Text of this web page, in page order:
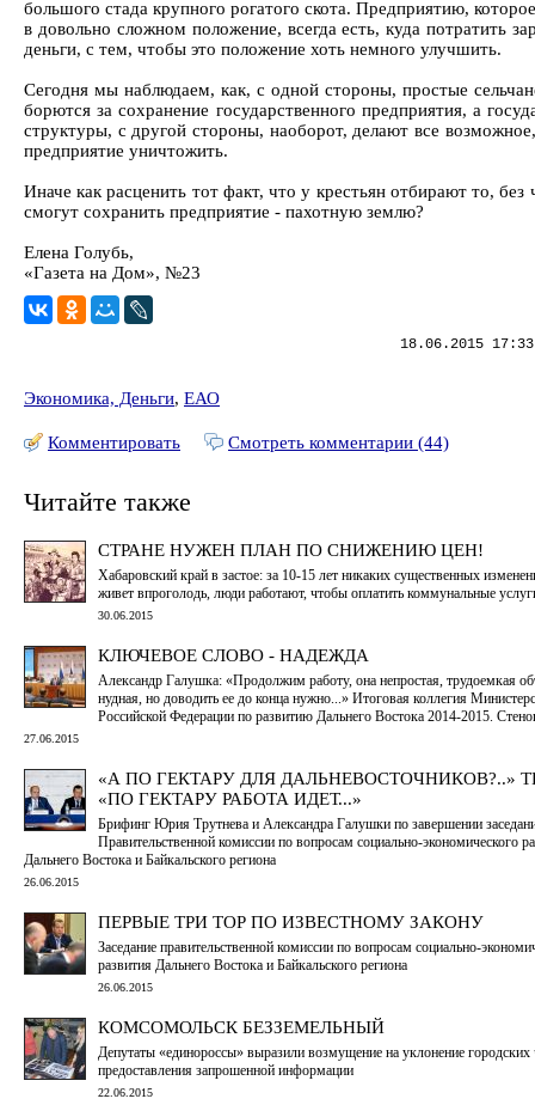
большого стада крупного рогатого скота. Предприятию,
в довольно сложном положение, всегда есть, куда потратить
деньги, с тем, чтобы это положение хоть немного улучшить.
Сегодня мы наблюдаем, как, с одной стороны, простые
борются за сохранение государственного предприятия, а
структуры, с другой стороны, наоборот, делают все
предприятие уничтожить.
Иначе как расценить тот факт, что у крестьян отбирают то, без
смогут сохранить предприятие - пахотную землю?
Елена Голубь,
«Газета на Дом», №23
18.06.2015
Экономика, Деньги, ЕАО
Комментировать Смотреть комментарии (44)
Читайте также
СТРАНЕ НУЖЕН ПЛАН ПО СНИЖЕНИЮ ЦЕН!
Хабаровский край в застое: за 10-15 лет никаких существенных
живет впроголодь, люди работают, чтобы оплатить коммунальные
30.06.2015
КЛЮЧЕВОЕ СЛОВО - НАДЕЖДА
Александр Галушка: «Продолжим работу, она непростая, трудоемкая
нудная, но доводить ее до конца нужно...» Итоговая коллегия
Российской Федерации по развитию Дальнего Востока 2014-2015.
27.06.2015
«А ПО ГЕКТАРУ ДЛЯ ДАЛЬНЕВОСТОЧНИКОВ?..»
«ПО ГЕКТАРУ РАБОТА ИДЕТ...»
Брифинг Юрия Трутнева и Александра Галушки по завершении
Правительственной комиссии по вопросам социально-экономического
Дальнего Востока и Байкальского региона
26.06.2015
ПЕРВЫЕ ТРИ ТОР ПО ИЗВЕСТНОМУ ЗАКОНУ
Заседание правительственной комиссии по вопросам социально-
развития Дальнего Востока и Байкальского региона
26.06.2015
КОМСОМОЛЬСК БЕЗЗЕМЕЛЬНЫЙ
Депутаты «единороссы» выразили возмущение на уклонение городских
предоставления запрошенной информации
22.06.2015